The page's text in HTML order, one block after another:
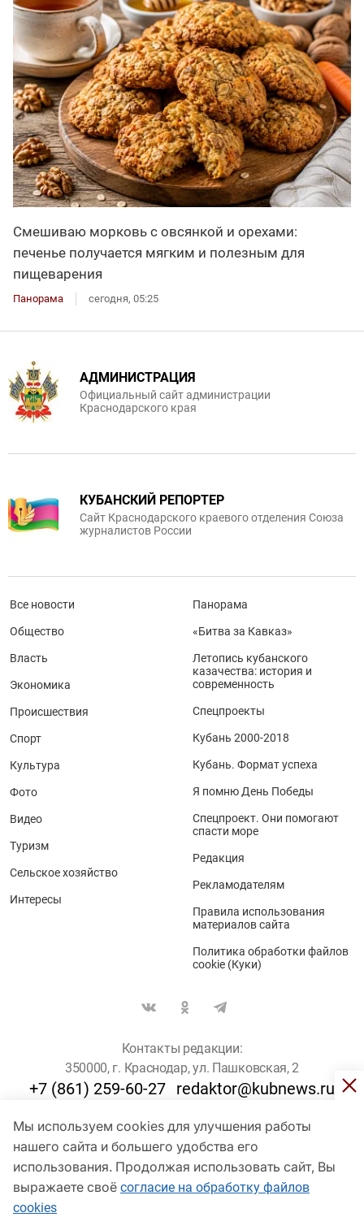
Смешиваю морковь с овсянкой и орехами:
печенье получается мягким и полезным для
пищеварения
Панорама сегодня, 05:25
Мы используем cookies для улучшения работы
нашего сайта и большего удобства его
использования. Продолжая использовать сайт, Вы
выражаете своё согласие на обработку файлов
cookies
АДМИНИСТРАЦИЯ
Официальный сайт администрации
Краснодарского края
КУБАНСКИЙ РЕПОРТЕР
Сайт Краснодарского краевого отделения Союза
журналистов России
Все новости
Общество
Власть
Экономика
Происшествия
Спорт
Культура
Фото
Видео
Туризм
Сельское хозяйство
Интересы
Панорама
«Битва за Кавказ»
Летопись кубанского
казачества: история и
современность
Спецпроекты
Кубань 2000-2018
Кубань. Формат успеха
Я помню День Победы
Спецпроект. Они помогают
спасти море
Редакция
Рекламодателям
Правила использования
материалов сайта
Политика обработки файлов
cookie (Куки)
Контакты редакции:
350000, г. Краснодар, ул. Пашковская, 2
+7 (861) 259-60-27 redaktor@kubnews.ru
Для пользователей старше 16 лет
© Кубанские Новости, 2017
Сетевое издание «kubnews» зарегистрировано Федеральной
службой по надзору в сфере связи, информационных технологий
и массовых коммуникаций (Роскомнадзор). Регистрационный